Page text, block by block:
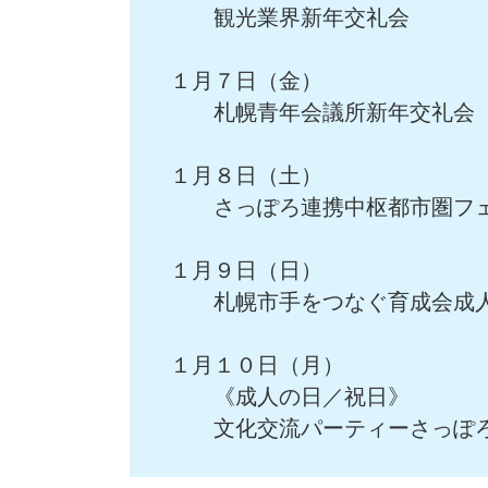
観光業界新年交礼会
１月７日（金）
札幌青年会議所新年交礼会
１月８日（土）
さっぽろ連携中枢都市圏フ
１月９日（日）
札幌市手をつなぐ育成会成
１月１０日（月）
《成人の日／祝日》
文化交流パーティーさっぽ